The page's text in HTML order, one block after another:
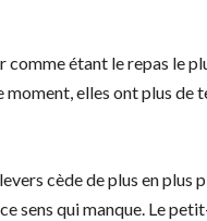
étant le repas le
elles ont plus
cède de plus en plus
sens qui manque. Le